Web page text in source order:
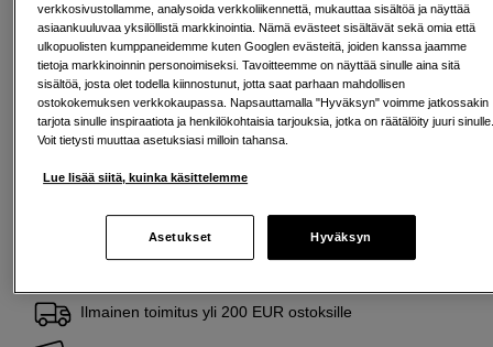
Cashback 200
Juuri nyt saat 200 € takaisin, kun ostat tämän OM
SYSTEM -tuotteen. Hyödyntääksesi tarjouksen
rekisteröi ostoksesi OM SYSTEMin verkkosivuilla.
Ilmainen toimitus yli 200 EUR ostoksille
verkkosivustollamme, analysoida verkkoliikennettä, mukauttaa sisältöä ja näyttää
asiaankuuluvaa yksilöllistä markkinointia. Nämä evästeet sisältävät sekä omia että
ulkopuolisten kumppaneidemme kuten Googlen evästeitä, joiden kanssa jaamme
tietoja markkinoinnin personoimiseksi. Tavoitteemme on näyttää sinulle aina sitä
sisältöä, josta olet todella kiinnostunut, jotta saat parhaan mahdollisen
ostokokemuksen verkkokaupassa. Napsauttamalla "Hyväksyn" voimme jatkossakin
tarjota sinulle inspiraatiota ja henkilökohtaisia tarjouksia, jotka on räätälöity juuri
Voit tietysti muuttaa asetuksiasi milloin tahansa.
Lue lisää siitä, kuinka käsittelemme
Asetukset Hyväksyn